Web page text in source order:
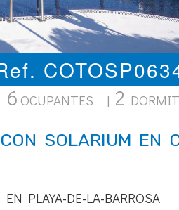
6 OCUPANTES | 2
SOLARIUM EN
PLAYA-DE-LA-BARROSA